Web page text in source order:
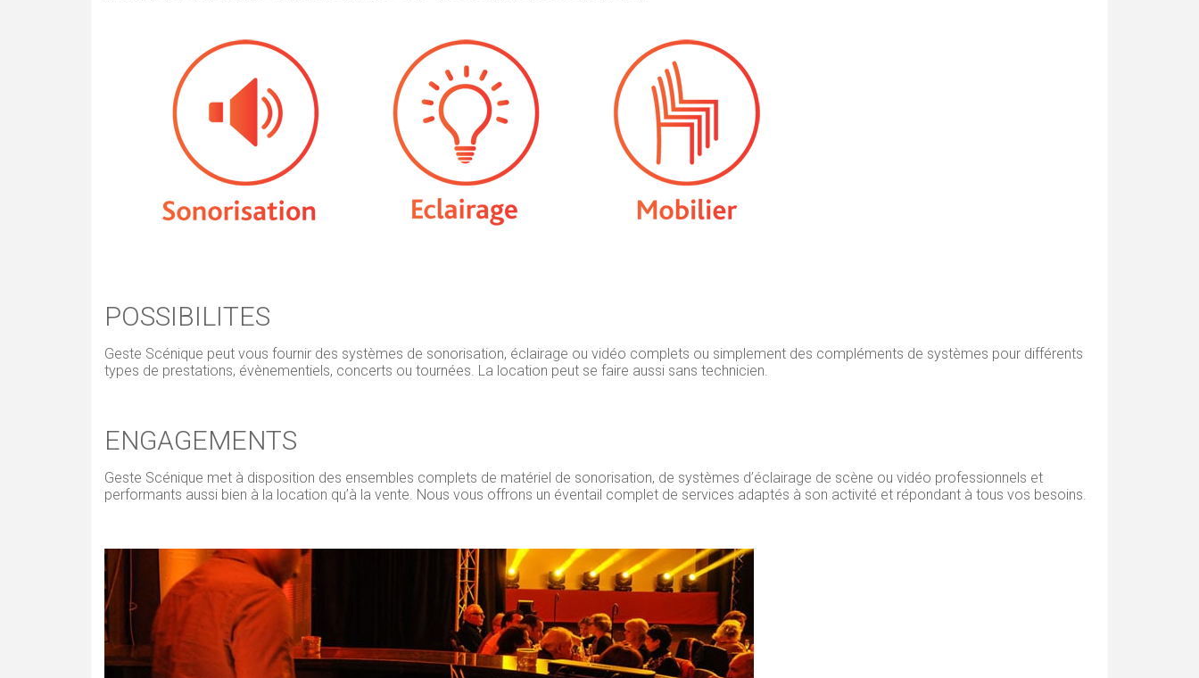
POSSIBILITES
Geste Scénique peut vous fournir des systèmes de sonorisation, éclairage ou vidéo complets ou simplement des compléments de systèmes pour différents
types de prestations, évènementiels, concerts ou tournées. La location peut se faire aussi sans technicien.
ENGAGEMENTS
Geste Scénique met à disposition des ensembles complets de matériel de sonorisation, de systèmes d’éclairage de scène ou vidéo professionnels et
performants aussi bien à la location qu’à la vente. Nous vous offrons un éventail complet de services adaptés à son activité et répondant à tous vos besoins.